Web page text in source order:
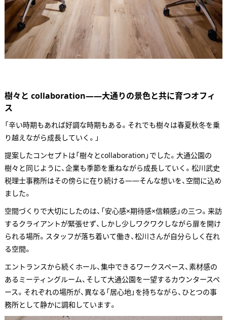
樹々と collaboration——大通りの景色と共に育つオフィ
ス
「辛い時期もあれば好調な時期もある。それでも樹々は春夏秋冬を乗
り越えながら成長していく。」
提案したコンセプトは「樹々とcollaboration」でした。大通公園の
樹々と同じように、企業も季節を重ねながら成長していく。松川武史
税理士事務所はその傍らに在り続ける——そんな想いを、空間に込め
ました。
空間づくりで大切にしたのは、「安心感×期待感×信頼感」の三つ。来訪
するクライアントが緊張せず、しかし少しワクワクしながら扉を開け
られる場所。スタッフが落ち着いて働き、松川さんが自分らしく在れ
る空間。
エントランスから続くホール、集中できるワークスペース、素材感の
あるミーティングルーム、そして大通公園を一望するカウンタースペ
ース。それぞれの場所が、異なる「居心地」を持ちながら、ひとつの事
務所として静かに調和しています。